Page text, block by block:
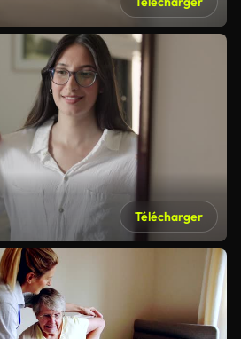
Télécharger